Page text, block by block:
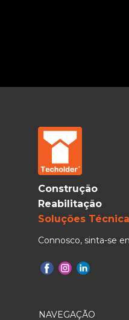
Construção
Reabilitação
Soluções
Connosco, sinta-se
NAVEGAÇÃO